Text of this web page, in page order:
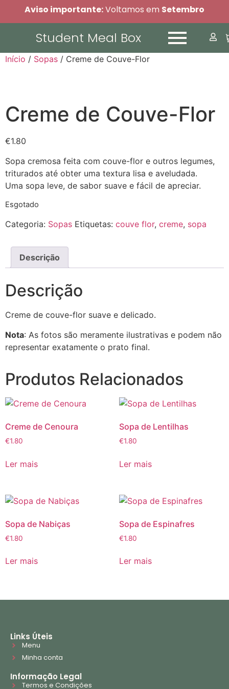
Aviso importante:Voltamos em Setembro
Student Meal Box
Início / Sopas / Creme de Couve-Flor
Creme de Couve-Flor
€1.80
Sopa cremosa feita com couve-flor e outros legumes,
triturados até obter uma textura lisa e aveludada.
Uma sopa leve, de sabor suave e fácil de apreciar.
Esgotado
Categoria: Sopas Etiquetas: couve flor, creme, sopa
Descrição
Descrição
Creme de couve-flor suave e delicado.
Nota: As fotos são meramente ilustrativas e podem não
representar exatamente o prato final.
Produtos Relacionados
Creme de Cenoura
€1.80
Ler mais
Sopa de Lentilhas
€1.80
Ler mais
Sopa de Nabiças
€1.80
Ler mais
Sopa de Espinafres
€1.80
Ler mais
Links Úteis
Menu
Minha conta
Informação Legal
Termos e Condições